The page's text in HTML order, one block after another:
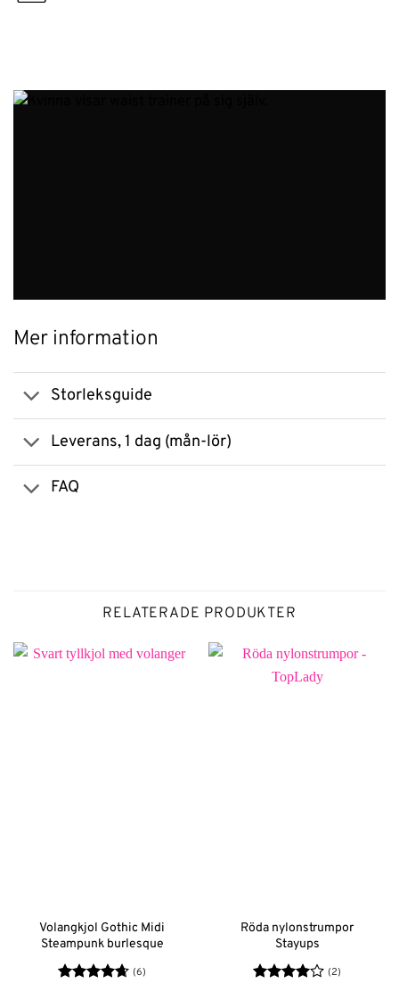
Mer information
Storleksguide
Leverans, 1 dag (mån-lör)
FAQ
RELATERADE PRODUKTER
Volangkjol Gothic Midi
Steampunk burlesque
(6)
Röda nylonstrumpor
Stayups
(2)